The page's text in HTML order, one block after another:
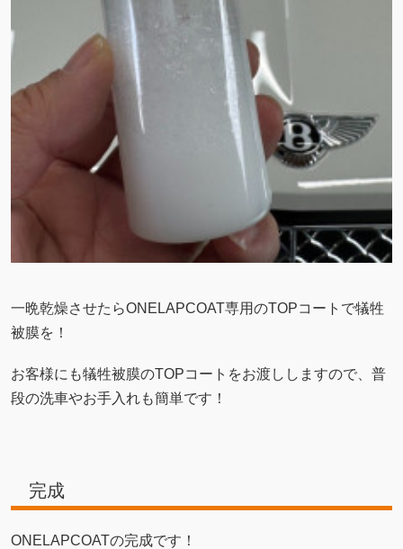
一晩乾燥させたらONELAPCOAT専用のTOPコートで犠牲
被膜を！
お客様にも犠牲被膜のTOPコートをお渡ししますので、普
段の洗車やお手入れも簡単です！
完成
ONELAPCOATの完成です！